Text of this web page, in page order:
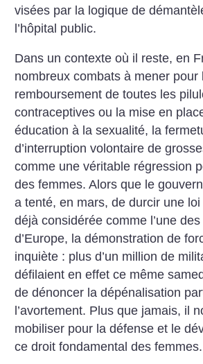
visées par la logique de
l’hôpital public.
Dans un contexte où il reste, en
nombreux combats à mener pour
remboursement de toutes les
contraceptives ou la mise en
éducation à la sexualité, la
d’interruption volontaire de
comme une véritable régression
des femmes. Alors que le
a tenté, en mars, de durcir une
déjà considérée comme l’une
d’Europe, la démonstration de
inquiète : plus d’un million de
défilaient en effet ce même
de dénoncer la dépénalisation
l’avortement. Plus que jamais, il
mobiliser pour la défense et le
ce droit fondamental des femmes.